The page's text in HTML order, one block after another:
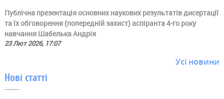
Публічна презентація основних наукових результатів дисертації
та їх обговорення (попередній захист) аспіранта 4-го року
навчання Шабелька Андрія
23 Лют 2026, 17:07
Усі новини
Нові статті